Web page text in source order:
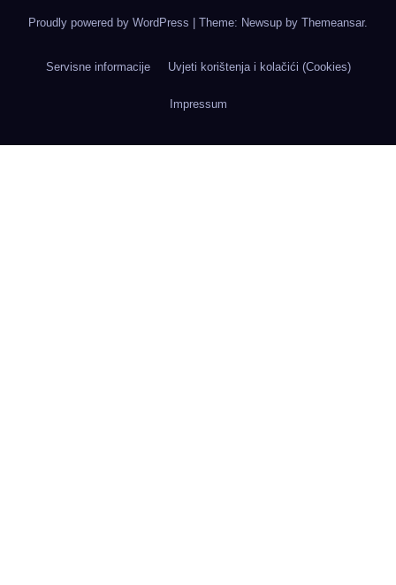
Proudly powered by WordPress | Theme: Newsup by Themeansar.
Servisne informacije Uvjeti korištenja i kolačići (Cookies)
Impressum